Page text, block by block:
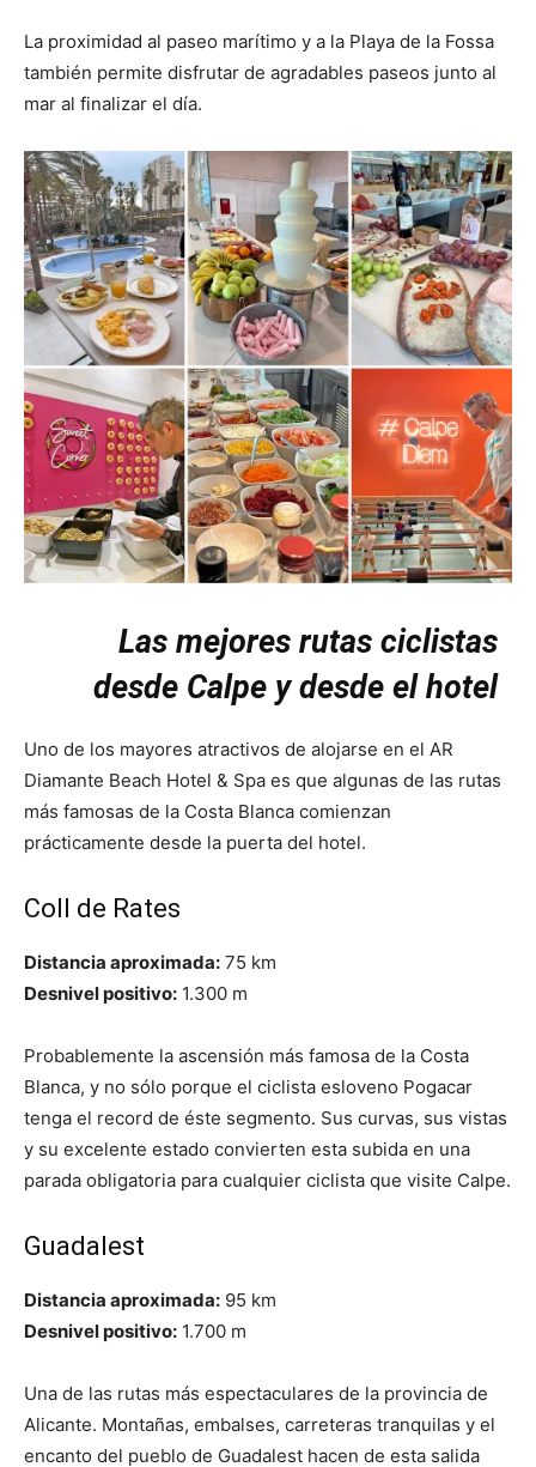
La proximidad al paseo marítimo y a la Playa de la Fossa
también permite disfrutar de agradables paseos junto al
mar al finalizar el día.
Las mejores rutas ciclistas
desde Calpe y desde el hotel
Uno de los mayores atractivos de alojarse en el AR
Diamante Beach Hotel & Spa es que algunas de las rutas
más famosas de la Costa Blanca comienzan
prácticamente desde la puerta del hotel.
Coll de Rates
Distancia aproximada: 75 km
Desnivel positivo: 1.300 m
Probablemente la ascensión más famosa de la Costa
Blanca, y no sólo porque el ciclista esloveno Pogacar
tenga el record de éste segmento. Sus curvas, sus vistas
y su excelente estado convierten esta subida en una
parada obligatoria para cualquier ciclista que visite Calpe.
Guadalest
Distancia aproximada: 95 km
Desnivel positivo: 1.700 m
Una de las rutas más espectaculares de la provincia de
Alicante. Montañas, embalses, carreteras tranquilas y el
encanto del pueblo de Guadalest hacen de esta salida